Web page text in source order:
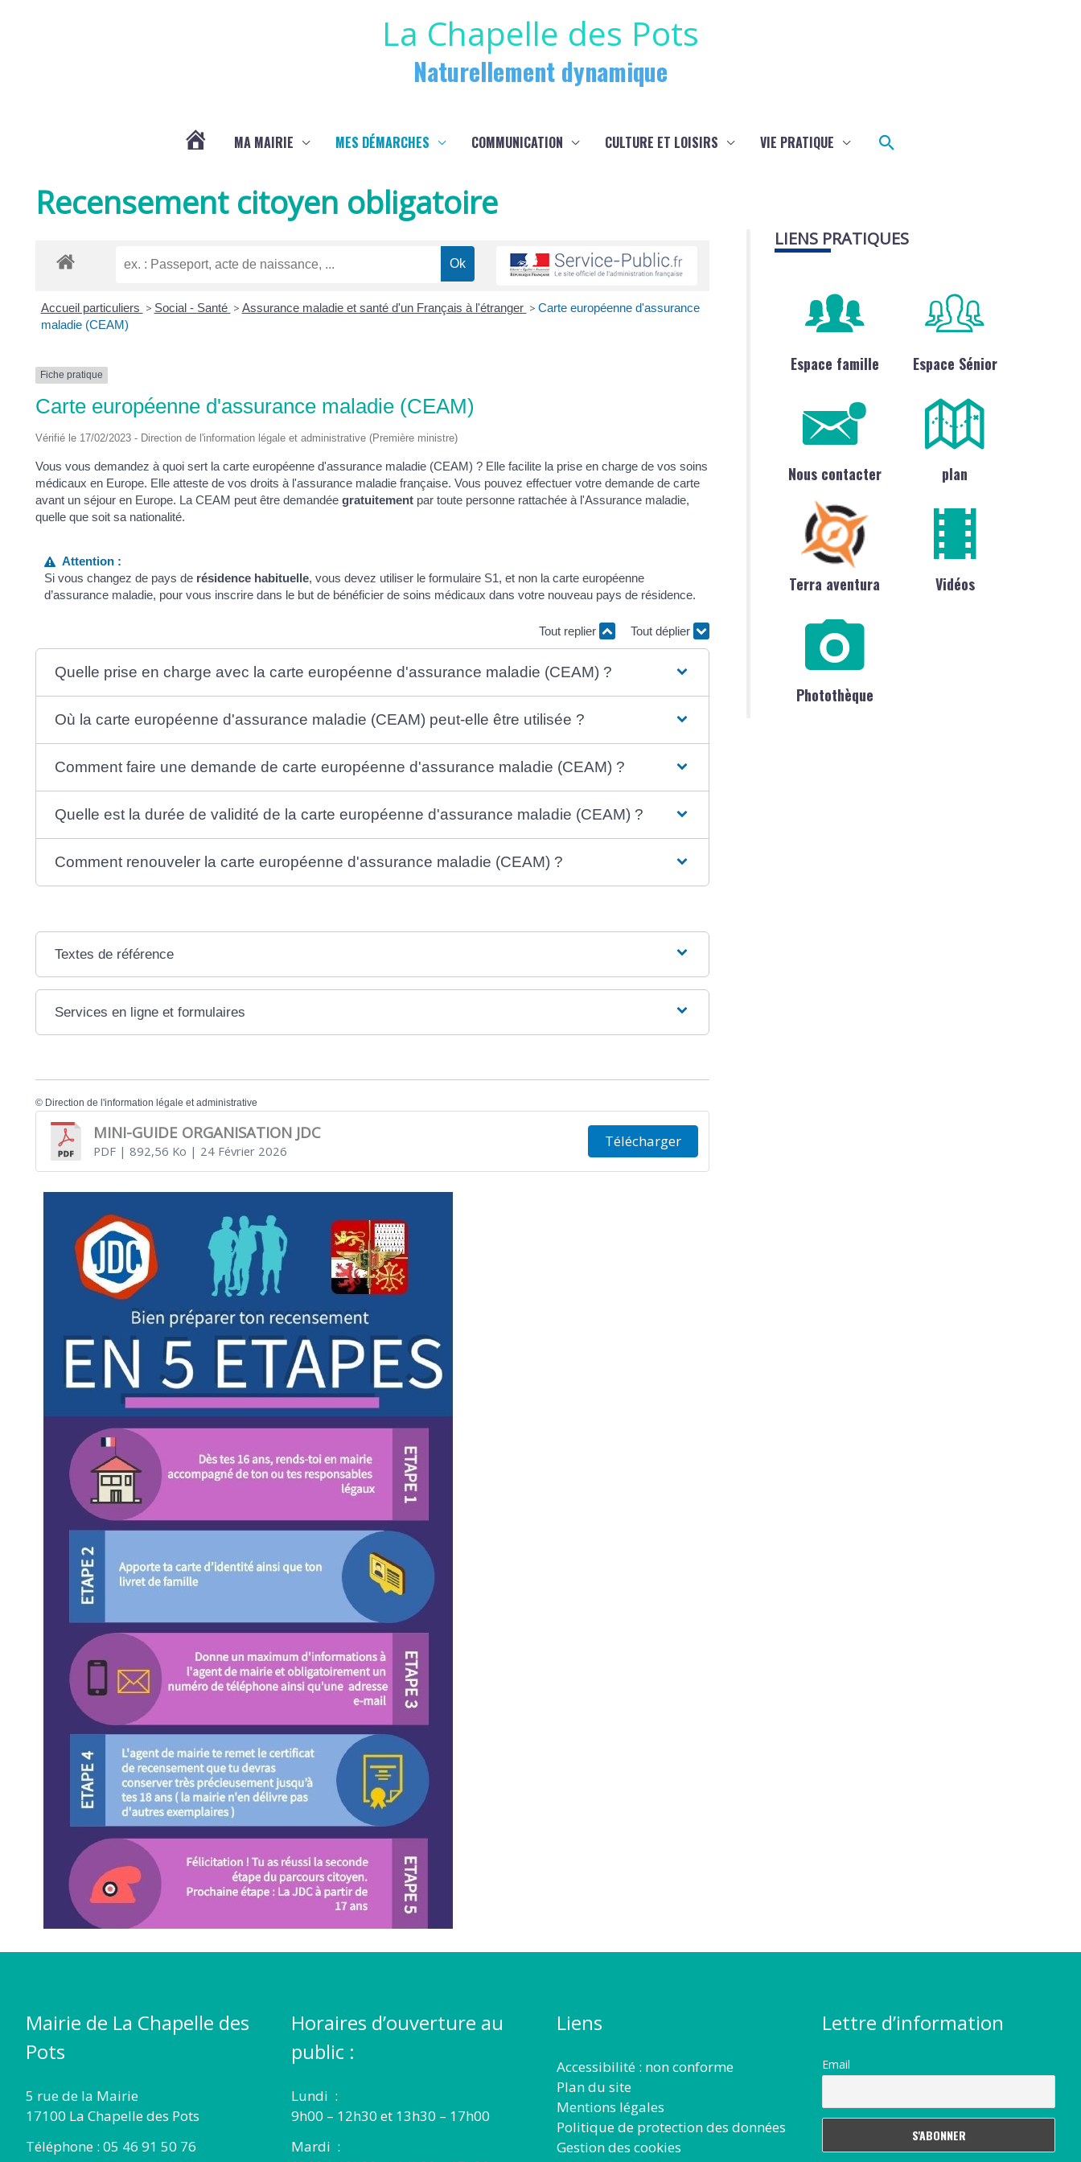
La Chapelle des Pots
Naturellement dynamique
DE
LA
MA MAIRIE MES DÉMARCHES COMMUNICATION CULTURE ET LOISIRS VIE PRATIQUE Rechercher
Recensement citoyen obligatoire
Accueil particuliers > Social - Santé > Assurance maladie et santé d'un Français à l'étranger > Carte européenne d'assurance
maladie (CEAM)
Fiche pratique
Carte européenne d'assurance maladie (CEAM)
Vérifié le 17/02/2023 - Direction de l'information légale et administrative (Première ministre)
Vous vous demandez à quoi sert la carte européenne d'assurance maladie (CEAM) ? Elle facilite la prise en charge de vos soins
médicaux en Europe. Elle atteste de vos droits à l'assurance maladie française. Vous pouvez effectuer votre demande de carte
avant un séjour en Europe. La CEAM peut être demandée gratuitement par toute personne rattachée à l'Assurance maladie,
quelle que soit sa nationalité.
Attention :
Si vous changez de pays de résidence habituelle, vous devez utiliser le formulaire S1, et non la carte européenne
d’assurance maladie, pour vous inscrire dans le but de bénéficier de soins médicaux dans votre nouveau pays de résidence.
Tout replier Tout déplier
Quelle prise en charge avec la carte européenne d'assurance maladie (CEAM) ?
Où la carte européenne d'assurance maladie (CEAM) peut-elle être utilisée ?
Comment faire une demande de carte européenne d'assurance maladie (CEAM) ?
Quelle est la durée de validité de la carte européenne d'assurance maladie (CEAM) ?
Comment renouveler la carte européenne d'assurance maladie (CEAM) ?
Textes de référence
Services en ligne et formulaires
© Direction de l'information légale et administrative
MINI-GUIDE ORGANISATION JDC
PDF| 892,56 Ko | 24 Février 2026
Télécharger
LIENS PRATIQUES
Espace famille Espace Sénior
Nous contacter plan
Terra aventura Vidéos
Photothèque
Mairie de La Chapelle des
Pots
5 rue de la Mairie
17100 La Chapelle des Pots
Téléphone : 05 46 91 50 76
Horaires d’ouverture au
public :
Lundi :
9h00 – 12h30 et 13h30 – 17h00
Mardi :
Liens
Accessibilité : non conforme
Plan du site
Mentions légales
Politique de protection des données
Gestion des cookies
Lettre d’information
Email